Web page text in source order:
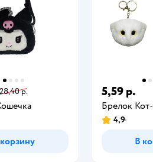
28,40 р. 5,59 р.
Брелок
4,9
В